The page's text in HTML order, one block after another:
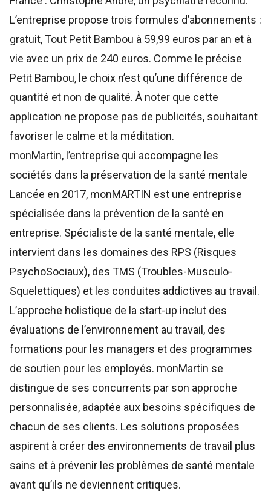
L’entreprise propose trois formules d’abonnements :
gratuit, Tout Petit Bambou à 59,99 euros par an et à
vie avec un prix de 240 euros. Comme le précise
Petit Bambou, le choix n’est qu’une différence de
quantité et non de qualité. À noter que cette
application ne propose pas de publicités, souhaitant
favoriser le calme et la méditation.
monMartin, l’entreprise qui accompagne les
sociétés dans la préservation de la santé mentale
Lancée en 2017, monMARTIN est une entreprise
spécialisée dans la prévention de la santé en
entreprise. Spécialiste de la santé mentale, elle
intervient dans les domaines des RPS (Risques
PsychoSociaux), des TMS (Troubles-Musculo-
Squelettiques) et les conduites addictives au travail.
L’approche holistique de la start-up inclut des
évaluations de l’environnement au travail, des
formations pour les managers et des programmes
de soutien pour les employés. monMartin se
distingue de ses concurrents par son approche
personnalisée, adaptée aux besoins spécifiques de
chacun de ses clients. Les solutions proposées
aspirent à créer des environnements de travail plus
sains et à prévenir les problèmes de santé mentale
avant qu’ils ne deviennent critiques.